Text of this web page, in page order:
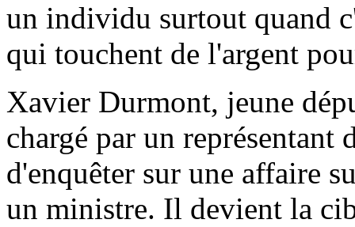
un individu surtout quand
qui touchent de l'argent
Xavier Durmont, jeune
chargé par un représentant
d'enquêter sur une affaire
un ministre. Il devient la